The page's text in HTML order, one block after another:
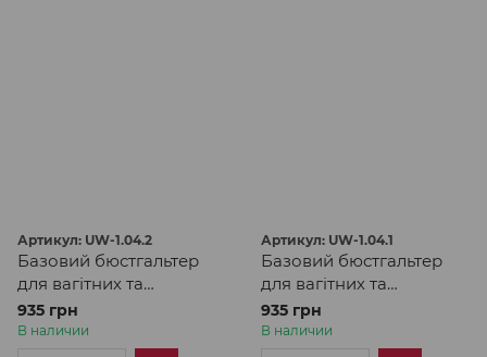
Артикул: UW-1.04.2
Базовий бюстгальтер
для вагітних та
годуючих в кольорі
капучино
935 грн
В наличии
Артикул: UW-1.04.1
Базовий бюстгальтер
для вагітних та
годуючих в кольорі
полин
935 грн
В наличии